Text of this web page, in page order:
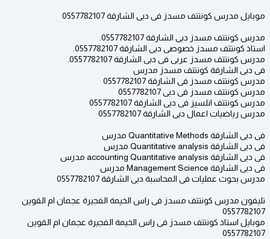
موبايل مدرس كونتتف مسدز فى دبى الشارقة 0557782107
مدرس كونتتف مسدز دبى الشارقة 0557782107.
استاذ كونتتف مسدز خصوصى دبى الشارقة 0557782107.
مدرس كونتتف مسدز عربى فى دبى الشارقة 0557782107.
فى دبى الشارقة كونتتف مسدز مدرس
مدرس كونتتف مسدز فى الشارقة 0557782107
مدرس كونتتف مسدز فى دبى 0557782107
مدرس كونتتف انلسيز فى دبى الشارقة 0557782107
مدرس رياضيات اعمال دبى الشارقة 0557782107
فى دبى الشارقة Quantitative Methods مدرس
فى دبى الشارقة Quantitative analysis مدرس
فى دبى الشارقة accounting Quantitative analysis مدرس
فى دبى الشارقة Management Science مدرس
مدرس بحوث عمليات فى المحاسبة دبى الشارقة 0557782107
تليفون مدرس كونتتف مسدز فى راس الخيمة الفجيرة عجمان ام القوين
0557782107
موبايل استاذ كونتتف مسدز فى راس الخيمة الفجيرة عجمان ام القوين
0557782107